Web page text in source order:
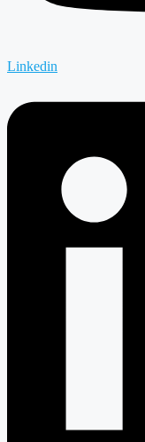
Linkedin